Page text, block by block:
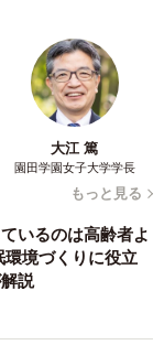
大江 篤
園田学園女子大学学長
もっと見る
いるのは高齢者よ
環境づくりに役立
説